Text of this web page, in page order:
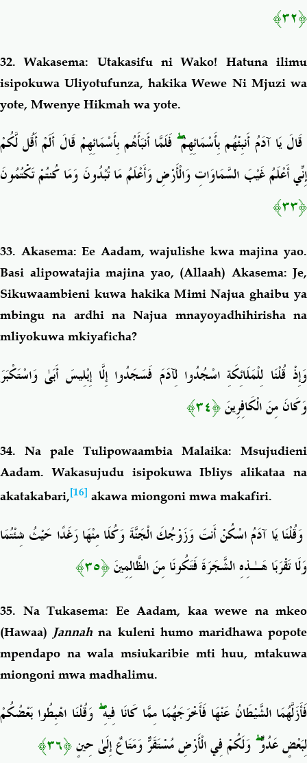
﴿٣٢﴾
32. Wakasema: Utakasifu ni Wako! Hatuna ilimu
isipokuwa Uliyotufunza, hakika Wewe Ni Mjuzi wa
yote, Mwenye Hikmah wa yote.
قَالَ يَا آدَمُ أَنبِئْهُم بِأَسْمَائِهِمْۖفَلَمَّا أَنبَأَهُم بِأَسْمَائِهِمْ قَالَ أَلَمْ أَقُل لَّكُمْ
إِنِّي أَعْلَمُ غَيْبَ السَّمَاوَاتِ وَالْأَرْضِ وَأَعْلَمُ مَا تُبْدُونَ وَمَا كُنتُمْ تَكْتُمُونَ
﴿٣٣﴾
33. Akasema: Ee Aadam, wajulishe kwa majina yao.
Basi alipowatajia majina yao, (Allaah) Akasema: Je,
Sikuwaambieni kuwa hakika Mimi Najua ghaibu ya
mbingu na ardhi na Najua mnayoyadhihirisha na
mliyokuwa mkiyaficha?
وَإِذْ قُلْنَا لِلْمَلَائِكَةِ اسْجُدُوا لِآدَمَ فَسَجَدُوا إِلَّا إِبْلِيسَ أَبَىٰ وَاسْتَكْبَرَ
وَكَانَ مِنَ الْكَافِرِينَ﴿٣٤﴾
34. Na pale Tulipowaambia Malaika: Msujudieni
Aadam. Wakasujudu isipokuwa Ibliys alikataa na
akatakabari,[16] akawa miongoni mwa makafiri.
وَقُلْنَا يَا آدَمُ اسْكُنْ أَنتَ وَزَوْجُكَ الْجَنَّةَ وَكُلَا مِنْهَا رَغَدًا حَيْثُ شِئْتُمَا
وَلَا تَقْرَبَا هَـٰذِهِ الشَّجَرَةَ فَتَكُونَا مِنَ الظَّالِمِينَ﴿٣٥﴾
35. Na Tukasema: Ee Aadam, kaa wewe na mkeo
(Hawaa) Jannahna kuleni humo maridhawa popote
mpendapo na wala msiukaribie mti huu, mtakuwa
miongoni mwa madhalimu.
فَأَزَلَّهُمَا الشَّيْطَانُ عَنْهَا فَأَخْرَجَهُمَا مِمَّا كَانَا فِيهِۖ وَقُلْنَا اهْبِطُوا بَعْضُكُمْ
لِبَعْضٍ عَدُوٌّۖوَلَكُمْ فِي الْأَرْضِ مُسْتَقَرٌّ وَمَتَاعٌ إِلَىٰ حِينٍ﴿٣٦﴾